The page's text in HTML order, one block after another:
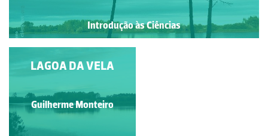
Introdução às Ciências
LAGOA DA VELA
Guilherme Monteiro
LAGOA DA VELA
Guilherme Monteiro